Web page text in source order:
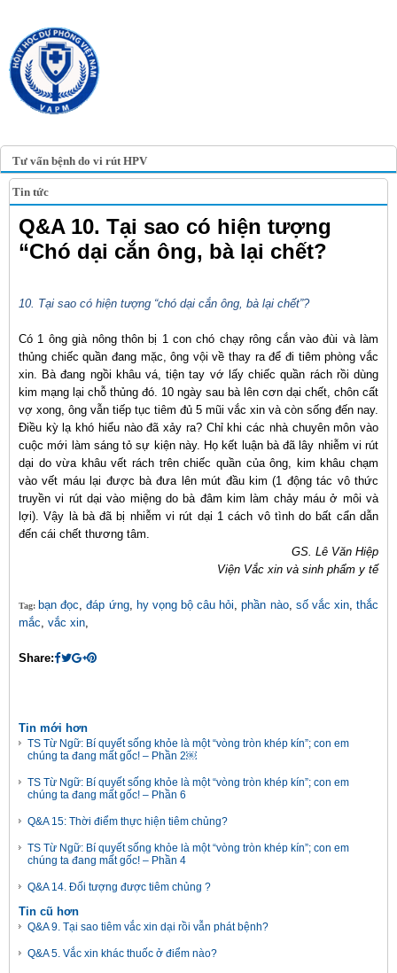
Tư vấn bệnh do vi rút HPV
Tin tức
Q&A 10. Tại sao có hiện tượng
“Chó dại cắn ông, bà lại chết?
10. Tại sao có hiện tượng “chó dại cắn ông, bà lại chết”?
Có 1 ông già nông thôn bị 1 con chó chạy rông cắn vào đùi và làm
thủng chiếc quần đang mặc, ông vội về thay ra để đi tiêm phòng vắc
xin. Bà đang ngồi khâu vá, tiện tay vớ lấy chiếc quần rách rồi dùng
kim mạng lại chỗ thủng đó. 10 ngày sau bà lên cơn dại chết, chôn cất
vợ xong, ông vẫn tiếp tục tiêm đủ 5 mũi vắc xin và còn sống đến nay.
Điều kỳ lạ khó hiểu nào đã xảy ra? Chỉ khi các nhà chuyên môn vào
cuộc mới làm sáng tỏ sự kiện này. Họ kết luận bà đã lây nhiễm vi rút
dại do vừa khâu vết rách trên chiếc quần của ông, kim khâu chạm
vào vết máu lại được bà đưa lên mút đầu kim (1 động tác vô thức
truyền vi rút dại vào miệng do bà đâm kim làm chảy máu ở môi và
lợi). Vậy là bà đã bị nhiễm vi rút dại 1 cách vô tình do bất cẩn dẫn
đến cái chết thương tâm.
GS. Lê Văn Hiệp
Viện Vắc xin và sinh phẩm y tế
Tag: bạn đọc,đáp ứng, hy vọng bộ câu hỏi,phần nào, số vắc xin,thắc
mắc, vắc xin,
Share:
Tin mới hơn
TS Từ Ngữ: Bí quyết sống khỏe là một “vòng tròn khép kín”; con em
chúng ta đang mất gốc! – Phần 2￼
TS Từ Ngữ: Bí quyết sống khỏe là một “vòng tròn khép kín”; con em
chúng ta đang mất gốc! – Phần 6
Q&A 15: Thời điểm thực hiện tiêm chủng?
TS Từ Ngữ: Bí quyết sống khỏe là một “vòng tròn khép kín”; con em
chúng ta đang mất gốc! – Phần 4
Q&A 14. Đối tượng được tiêm chủng ?
Tin cũ hơn
Q&A 9. Tại sao tiêm vắc xin dại rồi vẫn phát bệnh?
Q&A 5. Vắc xin khác thuốc ở điểm nào?